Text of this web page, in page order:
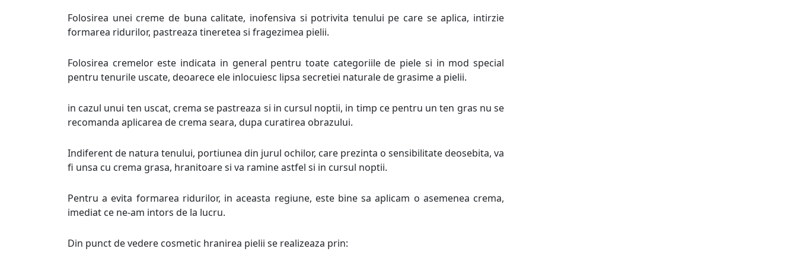
Folosirea unei creme de buna calitate, inofensiva si potrivita tenului pe care se aplica, intirzie
formarea ridurilor, pastreaza tineretea si fragezimea pielii.
Folosirea cremelor este indicata in general pentru toate categoriile de piele si in mod special
pentru tenurile uscate, deoarece ele inlocuiesc lipsa secretiei naturale de grasime a pielii.
in cazul unui ten uscat, crema se pastreaza si in cursul noptii, in timp ce pentru un ten gras nu se
recomanda aplicarea de crema seara, dupa curatirea obrazului.
Indiferent de natura tenului, portiunea din jurul ochilor, care prezinta o sensibilitate deosebita, va
fi unsa cu crema grasa, hranitoare si va ramine astfel si in cursul noptii.
Pentru a evita formarea ridurilor, in aceasta regiune, este bine sa aplicam o asemenea crema,
imediat ce ne-am intors de la lucru.
Din punct de vedere cosmetic hranirea pielii se realizeaza prin: